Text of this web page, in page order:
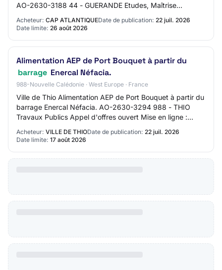
AO-2630-3188 44 - GUERANDE Etudes, Maîtrise
Acheteur: CAP ATLANTIQUEDate de publication: 22 juil. 2026
Date limite: 26 août 2026
Alimentation AEP de Port Bouquet à partir du
barrage Enercal Néfacia.
988-Nouvelle Calédonie · West Europe · France
Ville de Thio Alimentation AEP de Port Bouquet à partir du
barrage Enercal Néfacia. AO-2630-3294 988 - THIO
Travaux Publics Appel d'offres ouvert Mise en ligne :
Acheteur: VILLE DE THIODate de publication: 22 juil. 2026
Date limite: 17 août 2026